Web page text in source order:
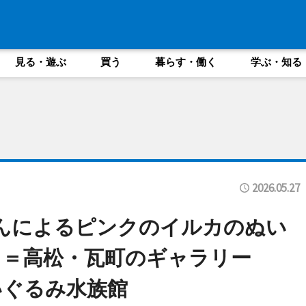
見る・遊ぶ 買う 暮らす・働く 学ぶ・知る
2026.05.27
よるピンクのイルカのぬい
高松・瓦町のギャラリー
るみ水族館